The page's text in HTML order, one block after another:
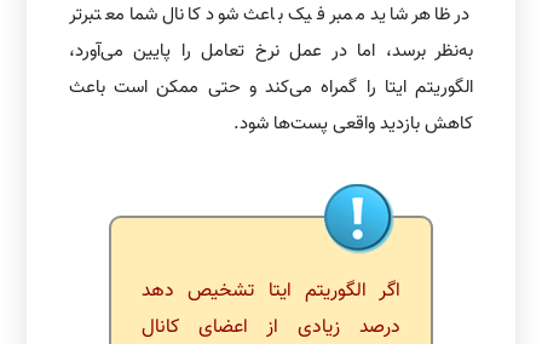
در ظاهر شاید ممبر فیک باعث شود کانال شما معتبرتر
به‌نظر برسد، اما در عمل نرخ تعامل را پایین می‌آورد،
الگوریتم ایتا را گمراه می‌کند و حتی ممکن است باعث
کاهش بازدید واقعی پست‌ها شود.
اگر الگوریتم ایتا تشخیص دهد
درصد زیادی از اعضای کانال